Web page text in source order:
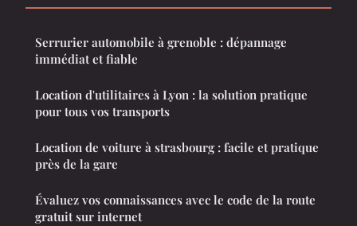
Serrurier automobile à grenoble : dépannage
immédiat et fiable
Location d'utilitaires à Lyon : la solution pratique
pour tous vos transports
Location de voiture à strasbourg : facile et pratique
près de la gare
Évaluez vos connaissances avec le code de la route
gratuit sur internet